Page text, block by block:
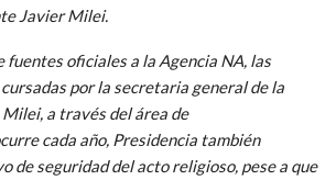
Javier Milei.
fuentes oficiales a la Agencia NA, las
por la secretaria general de la
a través del área de
cada año, Presidencia también
de seguridad del acto religioso, pese a que